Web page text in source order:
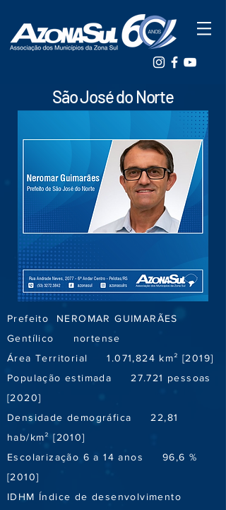
São José do Norte
Prefeito NEROMAR GUIMARÃES
Gentílico nortense
Área Territorial 1.071,824 km² [2019]
População estimada 27.721 pessoas
[2020]
Densidade demográfica 22,81
hab/km² [2010]
Escolarização 6 a 14 anos 96,6 %
[2010]
IDHM Índice de desenvolvimento